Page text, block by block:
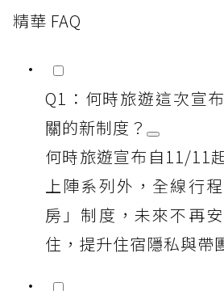
精華 FAQ
Q1：何時旅遊這次宣
關的新制度？
何時旅遊宣布自11/11
上陣系列外，全線行
房」制度，未來不再
住，提升住宿隱私與帶